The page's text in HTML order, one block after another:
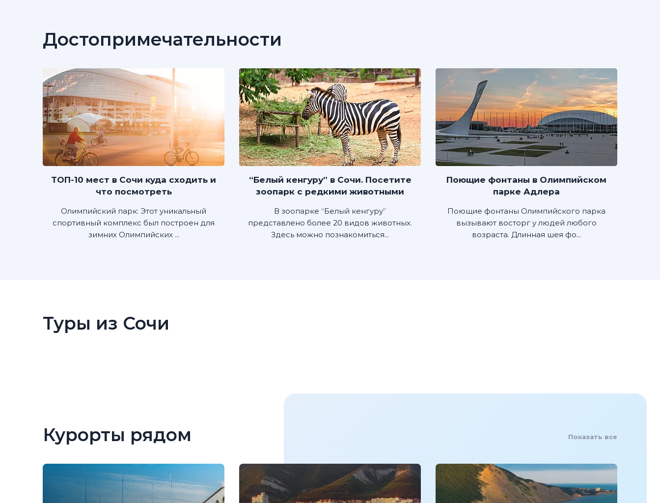
Достопримечательности
ТОП-10 мест в Сочи куда сходить и
что посмотреть
Олимпийский парк: Этот уникальный
спортивный комплекс был построен для
зимних Олимпийских ...
“Белый кенгуру” в Сочи. Посетите
зоопарк с редкими животными
В зоопарке “Белый кенгуру”
представлено более 20 видов животных.
Здесь можно познакомиться...
Поющие фонтаны в Олимпийском
парке Адлера
Поющие фонтаны Олимпийского парка
вызывают восторг у людей любого
возраста. Длинная шея фо...
Туры из Сочи
Курорты рядом Показать все